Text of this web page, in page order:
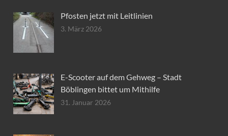
Pfosten jetzt mit Leitlinien
3. März 2026
E-Scooter auf dem Gehweg – Stadt
Böblingen bittet um Mithilfe
31. Januar 2026